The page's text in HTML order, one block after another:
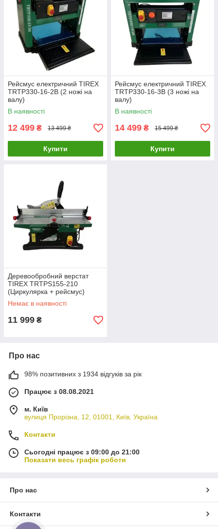
Рейсмус електричний TIREX
TRTP330-16-2B (2 ножі на
валу)
В наявності
12 499 ₴ 13 499 ₴
Купити
Рейсмус електричний TIREX
TRTP330-16-3B (3 ножі на
валу)
В наявності
14 499 ₴ 15 499 ₴
Купити
Деревообробний верстат
TIREX TRTPS155-210
(Циркулярка + рейсмус)
Немає в наявності
11 999 ₴
Про нас
98% позитивних з 1934 відгуків за рік
Працює з 08.08.2021
м. Київ
вулиця Прорізна, 12, 01001, Київ, Україна
Контакти
Сьогодні працює з 09:00 до 21:00
Показати весь графік роботи
Про нас
Контакти